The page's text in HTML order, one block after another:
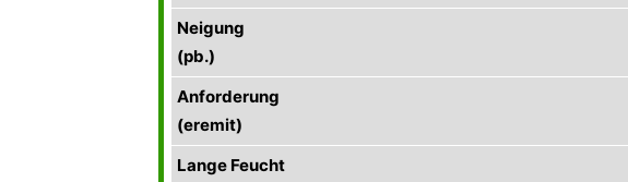
Neigung
(pb.)
Anforderung
(eremit)
Lange Feucht